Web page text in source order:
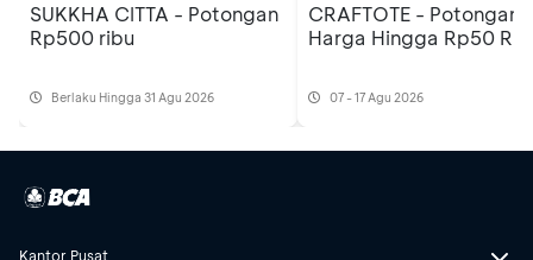
SUKKHA CITTA - Potongan
Rp500 ribu
Berlaku Hingga 31 Agu 2026
CRAFTOTE - Potongan
Harga Hingga Rp50
07 - 17 Agu 2026
Kantor Pusat